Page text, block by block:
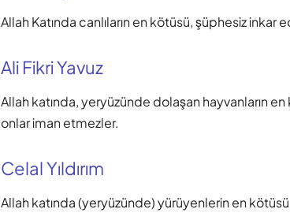
Allah Katında canlıların en kötüsü, şüphesiz inkar
Ali Fikri Yavuz
Allah katında, yeryüzünde dolaşan hayvanların
onlar iman etmezler.
Celal Yıldırım
Allah katında (yeryüzünde) yürüyenlerin en